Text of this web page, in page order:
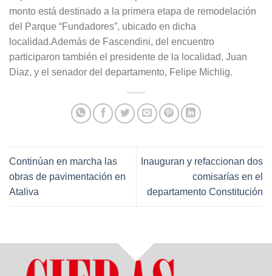
monto está destinado a la primera etapa de remodelación
del Parque “Fundadores”, ubicado en dicha
localidad.Además de Fascendini, del encuentro
participaron también el presidente de la localidad, Juan
Diaz, y el senador del departamento, Felipe Michlig.
Continúan en marcha las
obras de pavimentación en
Ataliva
Inauguran y refaccionan dos
comisarías en el
departamento Constitución